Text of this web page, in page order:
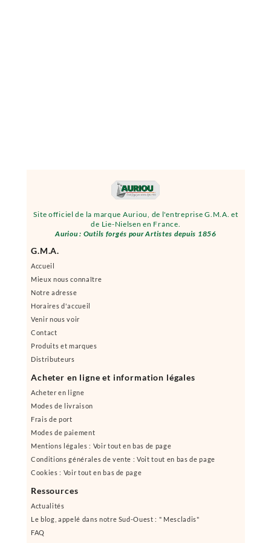
Site officiel de la marque Auriou, de l'entreprise G.M.A. et
de Lie-Nielsen en France.
Auriou : Outils forgés pour Artistes depuis 1856
G.M.A.
Accueil
Mieux nous connaître
Notre adresse
Horaires d'accueil
Venir nous voir
Contact
Produits et marques
Distributeurs
Acheter en ligne et information légales
Acheter en ligne
Modes de livraison
Frais de port
Modes de paiement
Mentions légales : Voir tout en bas de page
Conditions générales de vente : Voit tout en bas de page
Cookies : Voir tout en bas de page
Ressources
Actualités
Le blog, appelé dans notre Sud-Ouest : " Mescladis"
FAQ